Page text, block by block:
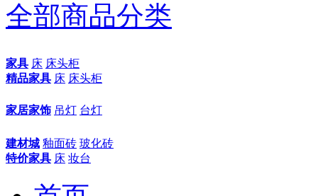
全部商品分类
家具 床 床头柜
精品家具 床 床头柜
家居家饰 吊灯 台灯
建材城 釉面砖 玻化砖
特价家具 床 妆台